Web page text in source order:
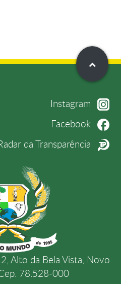
Instagram
Facebook
da Transparência
Alto da Bela Vista, Novo
78.528-000